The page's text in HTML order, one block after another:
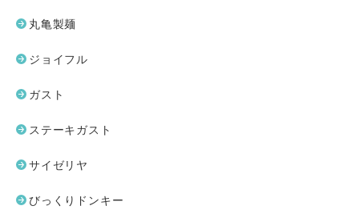
丸亀製麺
ジョイフル
ガスト
ステーキガスト
サイゼリヤ
びっくりドンキー